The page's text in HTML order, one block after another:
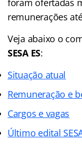
foram ofertadas
remunerações
Veja abaixo o
SESA ES:
Situação atual
Remuneração e
Cargos e vagas
Último edital